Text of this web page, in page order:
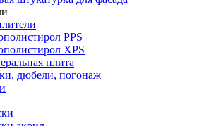
PPS
XPS
плита
дюбели, погонаж